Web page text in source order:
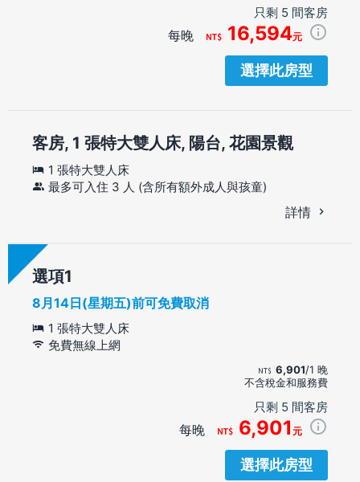
只剩 5 間客房
每晚 16,594元
選擇此房型
客房, 1 張特大雙人床, 陽台, 花園景觀
1 張特大雙人床
最多可入住 3 人 (含所有額外成人與孩童)
詳情
選項
8月14日(星期五)前可免費取消
1 張特大雙人床
免費無線上網
6,901/1 晚
不含稅金和服務費
只剩 5 間客房
每晚 6,901 元
選擇此房型